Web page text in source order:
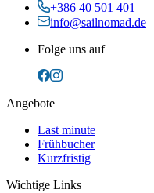
+386 40 501 401
info@sailnomad.de
Folge uns auf
Angebote
Last minute
Frühbucher
Kurzfristig
Wichtige Links